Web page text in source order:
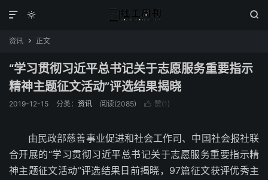
 

资讯  正文
“学习贯彻习近平总书记关于志愿服务重要指示
精神主题征文活动”评选结果揭晓
2019-12-15 分类： 资讯 阅读(2085)  赞(1 )
由民政部慈善事业促进和社会工作司、中国社会报社联
合开展的“学习贯彻习近平总书记关于志愿服务重要指示精
神主题征文活动”评选结果日前揭晓，97篇征文获评优秀主